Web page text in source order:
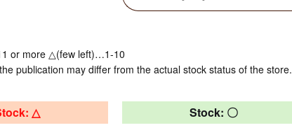
or more △(few left)…1-10
publication may differ from the actual stock status of the store.
△ Stock: 〇